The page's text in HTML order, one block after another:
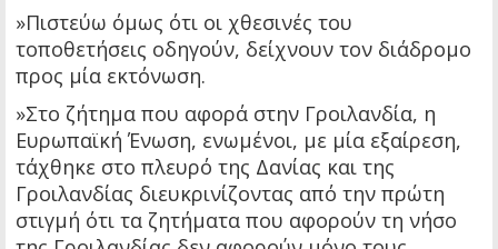
»Πιστεύω όμως ότι οι χθεσινές του
τοποθετήσεις οδηγούν, δείχνουν τον διάδρομο
προς μία εκτόνωση.
»Στο ζήτημα που αφορά στην Γροιλανδία, η
Ευρωπαϊκή Ένωση, ενωμένοι, με μία εξαίρεση,
τάχθηκε στο πλευρό της Δανίας και της
Γροιλανδίας διευκρινίζοντας από την πρώτη
στιγμή ότι τα ζητήματα που αφορούν τη νήσο